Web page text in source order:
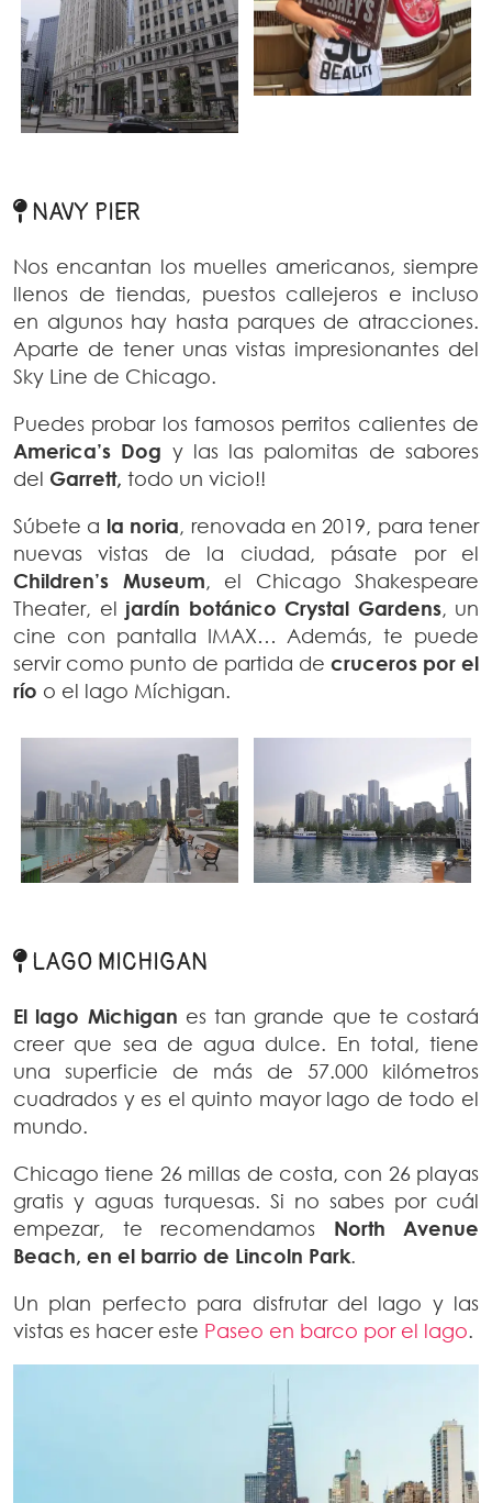
NAVY PIER
Nos encantan los muelles americanos, siempre
llenos de tiendas, puestos callejeros e incluso
en algunos hay hasta parques de atracciones.
Aparte de tener unas vistas impresionantes del
Sky Line de Chicago.
Puedes probar los famosos perritos calientes de
America’s Dog y las las palomitas de sabores
del Garrett, todo un vicio!!
Súbete a la noria, renovada en 2019, para tener
nuevas vistas de la ciudad, pásate por el
Children’s Museum, el Chicago Shakespeare
Theater, el jardín botánico Crystal Gardens, un
cine con pantalla IMAX… Además, te puede
servir como punto de partida de cruceros por el
río o el lago Míchigan.
LAGO MICHIGAN
El lago Michigan es tan grande que te costará
creer que sea de agua dulce. En total, tiene
una superficie de más de 57.000 kilómetros
cuadrados y es el quinto mayor lago de todo el
mundo.
Chicago tiene 26 millas de costa, con 26 playas
gratis y aguas turquesas. Si no sabes por cuál
empezar, te recomendamos North Avenue
Beach, en el barrio de Lincoln Park.
Un plan perfecto para disfrutar del lago y las
vistas es hacer este Paseo en barco por el lago.